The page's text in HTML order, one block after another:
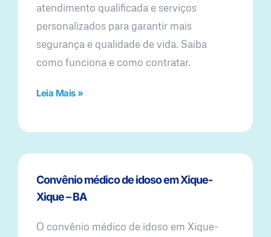
atendimento qualificada e serviços
personalizados para garantir mais
segurança e qualidade de vida. Saiba
como funciona e como contratar.
Leia Mais »
Convênio médico de idoso em Xique-
Xique – BA
O convênio médico de idoso em Xique-